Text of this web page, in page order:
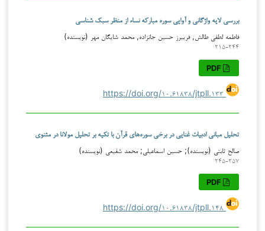
بررسی لایه واژگانی و آوایی سوره مبارکه نساء از منظر سبک شناسی
فاطمه لطفی طالش, فریبرز حسین‌ جانزاده, محمد شایگان مهر (نویسنده)
۲۱۵-۲۴۴
https://doi.org/۱۰.۶۱۸۳۸/jtpll.۱۳۳
تحلیل مبانی ادبیات غنایی در برخی سوره‌های قرآن با تکیه بر تحلیل مولانا در مثنوی
صالح ثابتی (نویسنده); حسین اسماعیلی; محمد شفیعی (نویسنده)
۲۴۵-۲۵۷
https://doi.org/۱۰.۶۱۸۳۸/jtpll.۱۴۸